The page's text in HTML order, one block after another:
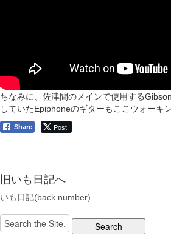
ちなみに、佐津間のメインで使用する
していたEpiphoneのギターもここウォーキ
Share Post
旧いも日記へ
いも日記(back number)
Search
for: